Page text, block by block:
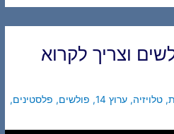
וצריך לקרוא
, טלויזיה, ערוץ 14 , פולשים, פלסטינים,